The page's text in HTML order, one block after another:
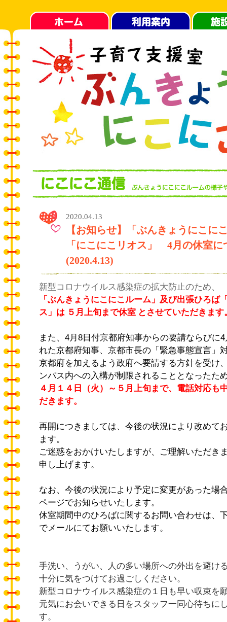
2020.04.13
【お知らせ】「ぶんきょうにこに
「にこにこリオス」 4月の休室に
(2020.4.13)
新型コロナウイルス感染症の拡大防止のため、
「ぶんきょうにこにこルーム」及び出張ひろば
ス」は ５ 月上旬まで休室 とさせていただきます
また、 4月8日付京都府知事からの要請ならびに
れた京都府知事、 京都市長の「緊急事態宣言」
京都府を加えるよう政府へ要請する方針を受け
ンパス内への入構が制限されることとなったた
４月１４日（火）～５月上旬まで、電話対応も
だきます。
再開につきましては、今後の状況により改めて
ます。
ご迷惑をおかけいたしますが、ご理解いただき
申し上げます。
なお、今後の状況により予定に変更があった場
ページでお知らせいたします。
休室期間中のひろばに関するお問い合わせは、
でメールにてお願いいたします。
手洗い、うがい、人の多い場所への外出を避け
十分に気をつけてお過ごしください。
新型コロナウイルス感染症の１日も早い収束を
元気にお会いできる日をスタッフ一同心待ちに
す。